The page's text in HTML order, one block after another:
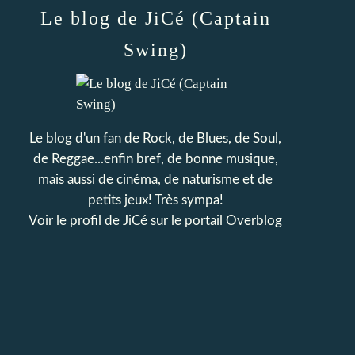
Le blog de JiCé (Captain
Swing)
Le blog d'un fan de Rock, de Blues, de Soul,
de Reggae...enfin bref, de bonne musique,
mais aussi de cinéma, de naturisme et de
petits jeux! Très sympa!
Voir le profil de JiCé sur le portail Overblog